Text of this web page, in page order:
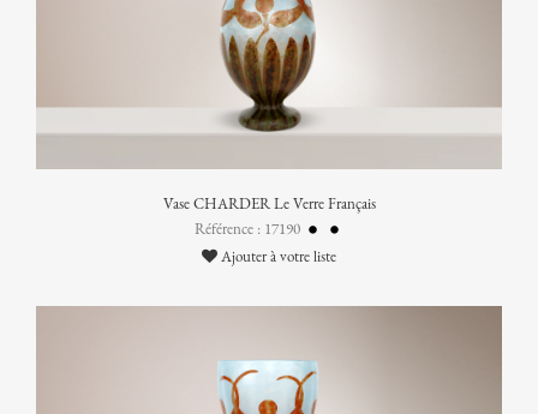
Vase CHARDER Le Verre Français
Référence : 17190
Ajouter à votre liste